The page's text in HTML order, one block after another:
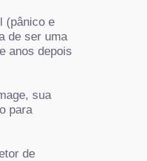
(pânico e
de ser uma
anos depois
sua
para
de